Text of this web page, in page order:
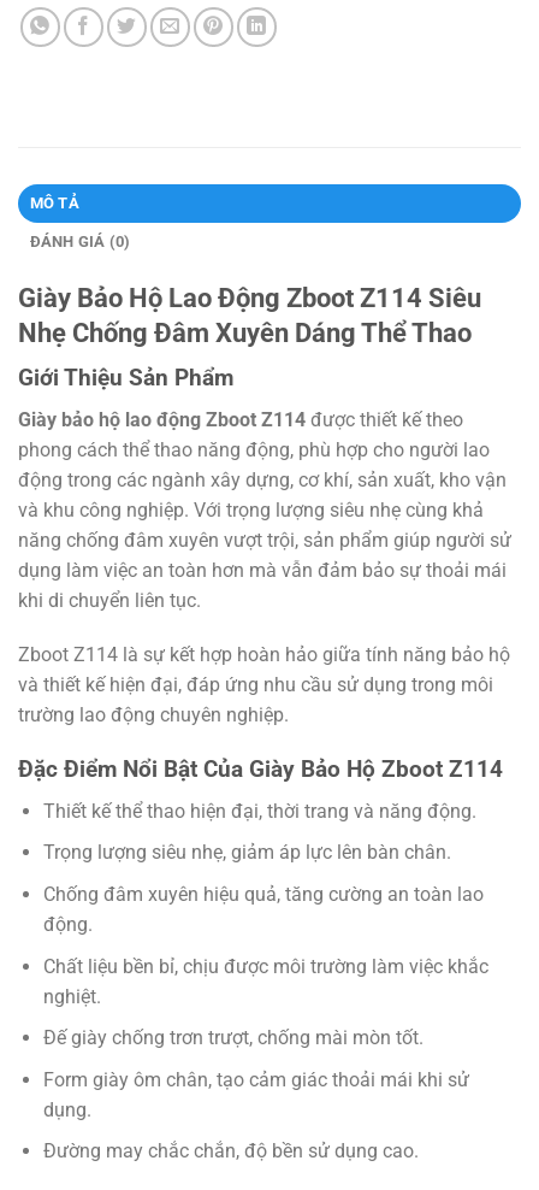
MÔ TẢ
ĐÁNH GIÁ (0)
Giày Bảo Hộ Lao Động Zboot Z114 Siêu
Nhẹ Chống Đâm Xuyên Dáng Thể Thao
Giới Thiệu Sản Phẩm
Giày bảo hộ lao động Zboot Z114 được thiết kế theo
phong cách thể thao năng động, phù hợp cho người lao
động trong các ngành xây dựng, cơ khí, sản xuất, kho vận
và khu công nghiệp. Với trọng lượng siêu nhẹ cùng khả
năng chống đâm xuyên vượt trội, sản phẩm giúp người sử
dụng làm việc an toàn hơn mà vẫn đảm bảo sự thoải mái
khi di chuyển liên tục.
Zboot Z114 là sự kết hợp hoàn hảo giữa tính năng bảo hộ
và thiết kế hiện đại, đáp ứng nhu cầu sử dụng trong môi
trường lao động chuyên nghiệp.
Đặc Điểm Nổi Bật Của Giày Bảo Hộ Zboot Z114
Thiết kế thể thao hiện đại, thời trang và năng động.
Trọng lượng siêu nhẹ, giảm áp lực lên bàn chân.
Chống đâm xuyên hiệu quả, tăng cường an toàn lao
động.
Chất liệu bền bỉ, chịu được môi trường làm việc khắc
nghiệt.
Đế giày chống trơn trượt, chống mài mòn tốt.
Form giày ôm chân, tạo cảm giác thoải mái khi sử
dụng.
Đường may chắc chắn, độ bền sử dụng cao.